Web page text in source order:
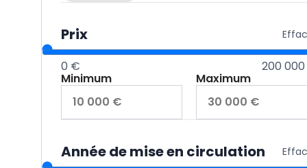
Prix
0 € 200
Minimum Maximum
Année de mise en circulation